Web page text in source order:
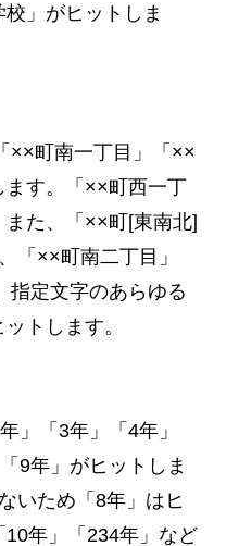
」がヒットしま
町南一丁目」「××
ます。「××町西一丁
また、「××町[東南北]
「××町南二丁目」
指定文字のあらゆる
トします。
「3年」「4年」
9年」がヒットしま
いため「8年」はヒ
年」「234年」など